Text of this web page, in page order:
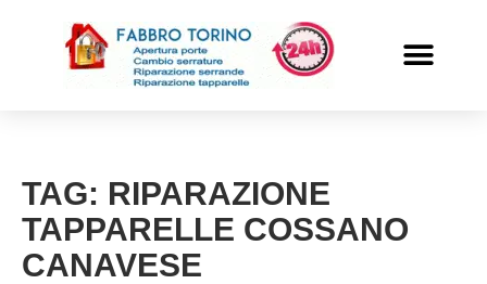
TAG: RIPARAZIONE
TAPPARELLE COSSANO
CANAVESE